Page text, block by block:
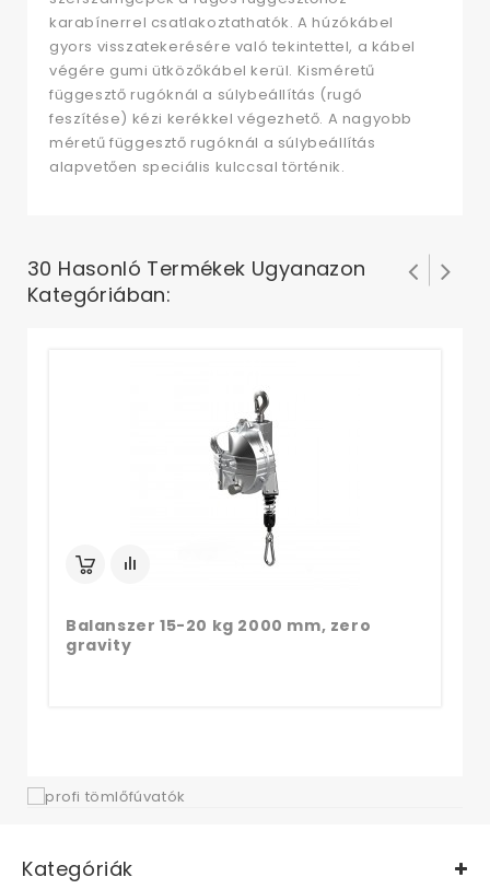
karabínerrel csatlakoztathatók. A húzókábel
gyors visszatekerésére való tekintettel, a kábel
végére gumi ütközőkábel kerül. Kisméretű
függesztő rugóknál a súlybeállítás (rugó
feszítése) kézi kerékkel végezhető. A nagyobb
méretű függesztő rugóknál a súlybeállítás
alapvetően speciális kulccsal történik.
30 Hasonló Termékek Ugyanazon
Kategóriában:
Balanszer 15-20 kg 2000 mm, zero
gravity
Kategóriák